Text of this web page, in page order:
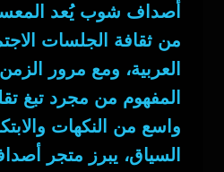
أصداف شوب يُعد المعسل
من ثقافة الجلسات
العربية، ومع مرور
المفهوم من مجرد تبغ
واسع من النكهات
السياق، يبرز متجر